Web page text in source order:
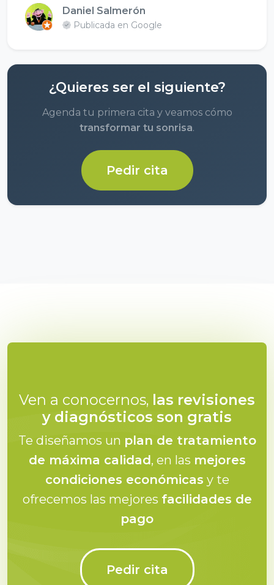
Daniel Salmerón
Publicada en Google
¿Quieres ser el siguiente?
Agenda tu primera cita y veamos cómo
transformar tu sonrisa.
Pedir cita
Ven a conocernos, las revisiones
y diagnósticos son gratis
Te diseñamos un plan de tratamiento
de máxima calidad, en las mejores
condiciones económicas y te
ofrecemos las mejores facilidades de
pago
Pedir cita